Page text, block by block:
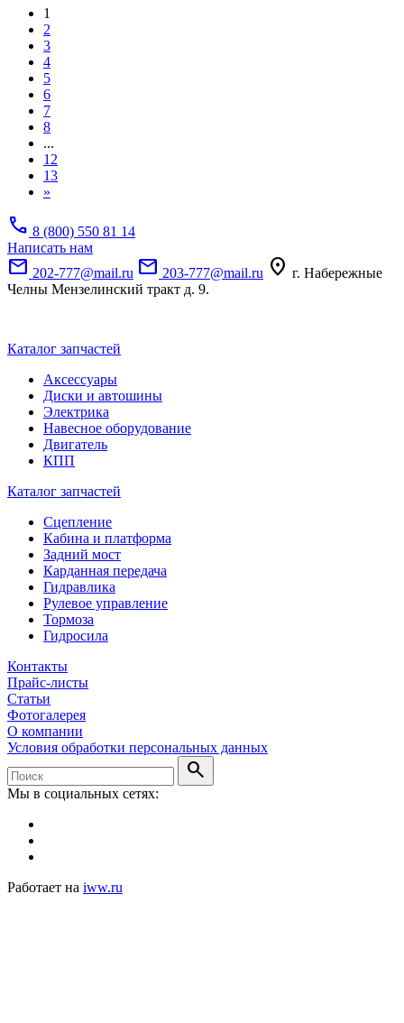
1
2
3
4
5
6
7
8
...
12
13
»
call 8 (800) 550 81 14
Написать нам
mail 202-777@mail.ru mail 203-777@mail.ru location_on г. Набережные
Челны Мензелинский тракт д. 9.
Каталог запчастей
Аксессуары
Диски и автошины
Электрика
Навесное оборудование
Двигатель
КПП
Каталог запчастей
Сцепление
Кабина и платформа
Задний мост
Карданная передача
Гидравлика
Рулевое управление
Тормоза
Гидросила
Контакты
Прайс-листы
Статьи
Фотогалерея
О компании
Условия обработки персональных данных
search
Мы в социальных сетях:
Работает на iww.ru